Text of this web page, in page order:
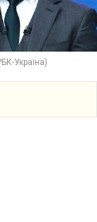
Україна)